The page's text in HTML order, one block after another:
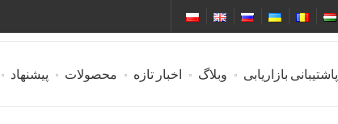
پاشتیبانی بازاریابی وبلاگ اخبار تازه محصولات پیشنهاد